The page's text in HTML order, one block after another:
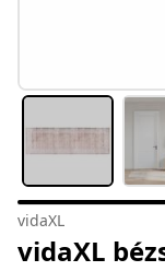
vidaXL
vidaXL